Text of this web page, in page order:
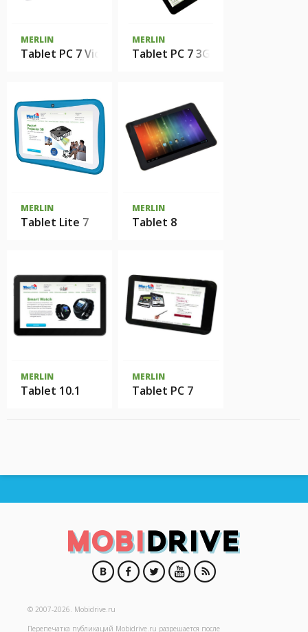
MERLIN
Tablet PC 7 Video Edition
MERLIN
Tablet PC 7 3G
MERLIN
Tablet Lite 7
MERLIN
Tablet 8
MERLIN
Tablet 10.1
MERLIN
Tablet PC 7
© 2007-2026. Mobidrive.ru
Перепечатка публикаций Mobidrive.ru разрешается после